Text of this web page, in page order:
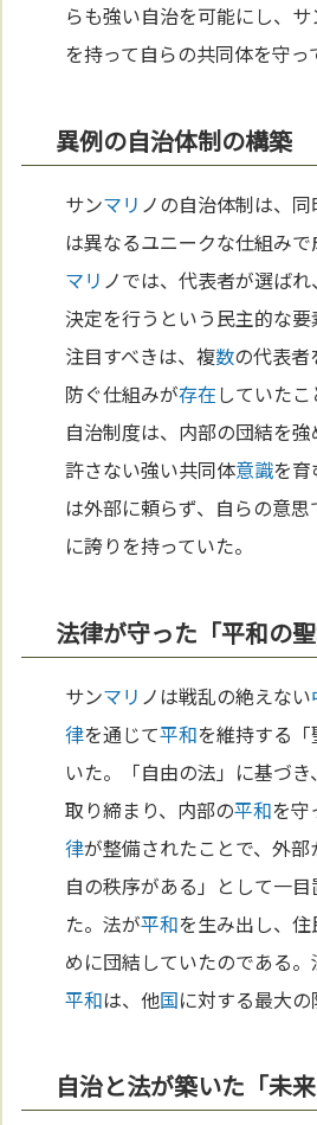
らも強い自治を可能にし、サ
を持って自らの共同体を守っ
異例の自治体制の構築
サンマリ ノの自治体制は、
は異なるユニークな仕組み
マリ ノでは、代表者が選ば
決定を行うという民主的な
注目すべきは、複数の代表者
防ぐ仕組みが存在していた
自治制度は、内部の団結を
許さない強い共同体意識を
は外部に頼らず、自らの意
に誇りを持っていた。
法律が守った「平和の聖
サンマリ ノは戦乱の絶えない
律を通じて平和を維持する
いた。「自由の法」に基づ
取り締まり、内部の平和を守
律が整備されたことで、外
自の秩序がある」として一
た。法が平和を生み出し、
めに団結していたのである
平和は、他国に対する最大の
自治と法が築いた「未来